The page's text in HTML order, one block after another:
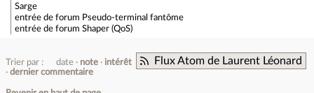
Sarge
entrée de forum Pseudo-terminal fantôme
entrée de forum Shaper (QoS)
Flux Atom de Laurent Léonard
Trier par : date note
intérêt
dernier commentaire